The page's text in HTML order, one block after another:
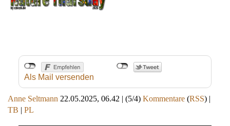
Als Mail versenden
Anne Seltmann 22.05.2025, 06.42 | (5/4) Kommentare (RSS) |
TB | PL